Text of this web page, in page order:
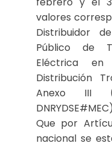
valores
Distribuidor
Público de
Eléctrica
Distribución
Anexo III
Que por
nacional se